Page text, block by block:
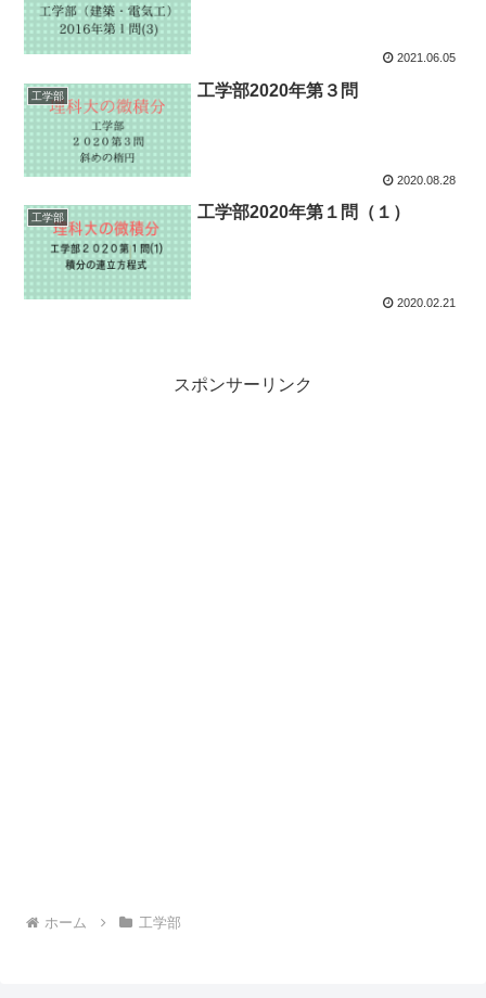
2021.06.05
工学部 工学部2020年第３問
2020.08.28
工学部 工学部2020年第１問（１）
2020.02.21
スポンサーリンク
ホーム 工学部